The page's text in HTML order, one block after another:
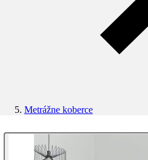
Metrážne koberce